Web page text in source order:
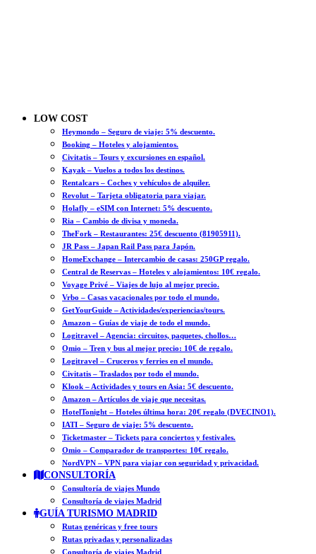
LOW COST
Heymondo – Seguro de viaje: 5% descuento.
Booking – Hoteles y alojamientos.
Civitatis – Tours y excursiones en español.
Kayak – Vuelos a todos los destinos.
Rentalcars – Coches y vehículos de alquiler.
Revolut – Tarjeta obligatoria para viajar.
Holafly – eSIM con Internet: 5% descuento.
Ria – Cambio de divisa y moneda.
TheFork – Restaurantes: 25€ descuento (81905911).
JR Pass – Japan Rail Pass para Japón.
HomeExchange – Intercambio de casas: 250GP regalo.
Central de Reservas – Hoteles y alojamientos: 10€ regalo.
Voyage Privé – Viajes de lujo al mejor precio.
Vrbo – Casas vacacionales por todo el mundo.
GetYourGuide – Actividades/experiencias/tours.
Amazon – Guías de viaje de todo el mundo.
Logitravel – Agencia: circuitos, paquetes, chollos…
Omio – Tren y bus al mejor precio: 10€ de regalo.
Logitravel – Cruceros y ferries en el mundo.
Civitatis – Traslados por todo el mundo.
Klook – Actividades y tours en Asia: 5€ descuento.
Amazon – Artículos de viaje que necesitas.
HotelTonight – Hoteles última hora: 20€ regalo (DVECINO1).
IATI – Seguro de viaje: 5% descuento.
Ticketmaster – Tickets para conciertos y festivales.
Omio – Comparador de transportes: 10€ regalo.
NordVPN – VPN para viajar con seguridad y privacidad.
CONSULTORÍA
Consultoría de viajes Mundo
Consultoría de viajes Madrid
GUÍA TURISMO MADRID
Rutas genéricas y free tours
Rutas privadas y personalizadas
Consultoría de viajes Madrid